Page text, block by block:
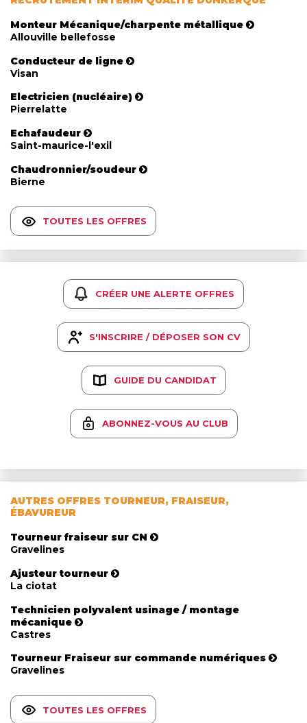
Monteur Mécanique/charpente métallique
Allouville bellefosse
Conducteur de ligne
Visan
Electricien (nucléaire)
Pierrelatte
Echafaudeur
Saint-maurice-l'exil
Chaudronnier/soudeur
Bierne
TOUTES LES OFFRES
CRÉER UNE ALERTE OFFRES
S'INSCRIRE / DÉPOSER SON CV
GUIDE DU CANDIDAT
ABONNEZ-VOUS AU CLUB
AUTRES OFFRES TOURNEUR, FRAISEUR,
ÉBAVUREUR
Tourneur fraiseur sur CN
Gravelines
Ajusteur tourneur
La ciotat
Technicien polyvalent usinage / montage
mécanique
Castres
Tourneur Fraiseur sur commande numériques
Gravelines
TOUTES LES OFFRES